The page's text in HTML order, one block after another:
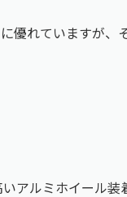
れていますが、そ
アルミホイール装